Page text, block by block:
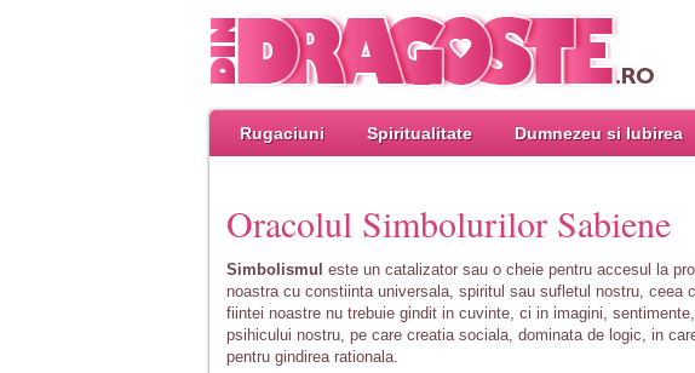
Rugaciuni Spiritualitate Dumnezeu si Iubirea
Oracolul Simbolurilor Sabiene
Simbolismul este un catalizator sau o cheie pentru accesul la
noastra cu constiinta universala, spiritul sau sufletul nostru, ceea
fiintei noastre nu trebuie gindit in cuvinte, ci in imagini,
psihicului nostru, pe care creatia sociala, dominata de logic, in
pentru gindirea rationala.